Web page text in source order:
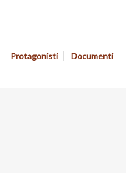
Protagonisti Documenti